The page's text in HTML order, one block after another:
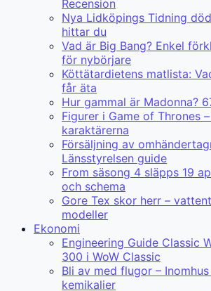
Recension
Nya Lidköpings Tidning
hittar du
Vad är Big Bang? Enkel
för nybörjare
Köttätardietens matlista:
får äta
Hur gammal är Madonna?
Figurer i Game of Thrones
karaktärerna
Försäljning av
Länsstyrelsen guide
From säsong 4 släpps 19
och schema
Gore Tex skor herr –
modeller
Ekonomi
Engineering Guide Classic
300 i WoW Classic
Bli av med flugor –
kemikalier